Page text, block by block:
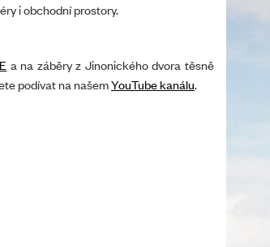
i obchodní prostory.
a na záběry z Jinonického dvora těsně
podívat na našemYouTube kanálu.